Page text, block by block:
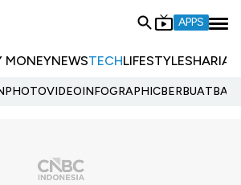
APPS
MONEYNEWSTECHLIFESTYLESHARIA
PHOTOVIDEOINFOGRAPHIC